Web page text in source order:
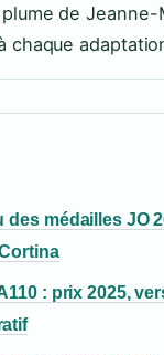
de Jeanne-
chaque
des médailles JO
: prix 2025,